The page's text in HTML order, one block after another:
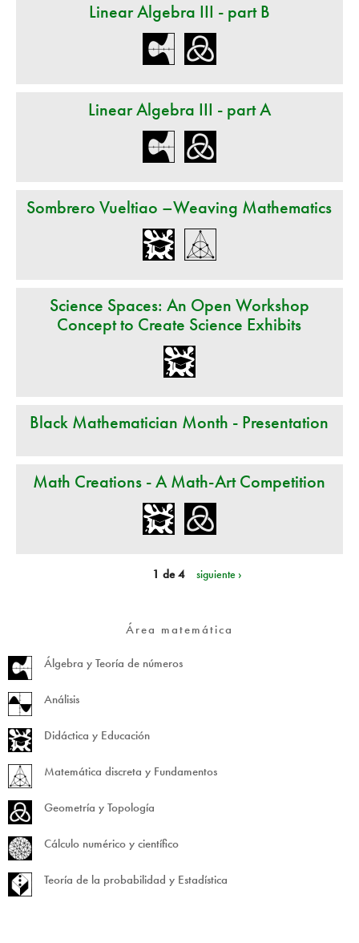
Linear Algebra III - part B
Linear Algebra III - part A
Sombrero Vueltiao –Weaving Mathematics
Science Spaces: An Open Workshop
Concept to Create Science Exhibits
Black Mathematician Month - Presentation
Math Creations - A Math-Art Competition
1 de 4 siguiente ›
Área matemática
Álgebra y Teoría de números
Análisis
Didáctica y Educación
Matemática discreta y Fundamentos
Geometría y Topología
Cálculo numérico y científico
Teoría de la probabilidad y Estadística